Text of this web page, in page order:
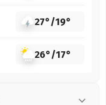
27°/19°
26°/17°